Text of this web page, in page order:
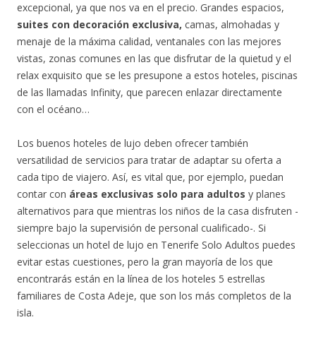
excepcional, ya que nos va en el precio. Grandes espacios,
suites con decoración exclusiva, camas, almohadas y
menaje de la máxima calidad, ventanales con las mejores
vistas, zonas comunes en las que disfrutar de la quietud y el
relax exquisito que se les presupone a estos hoteles, piscinas
de las llamadas Infinity, que parecen enlazar directamente
con el océano…
Los buenos hoteles de lujo deben ofrecer también
versatilidad de servicios para tratar de adaptar su oferta a
cada tipo de viajero. Así, es vital que, por ejemplo, puedan
contar con áreas exclusivas solo para adultos y planes
alternativos para que mientras los niños de la casa disfruten -
siempre bajo la supervisión de personal cualificado-. Si
seleccionas un hotel de lujo en Tenerife Solo Adultos puedes
evitar estas cuestiones, pero la gran mayoría de los que
encontrarás están en la línea de los hoteles 5 estrellas
familiares de Costa Adeje, que son los más completos de la
isla.